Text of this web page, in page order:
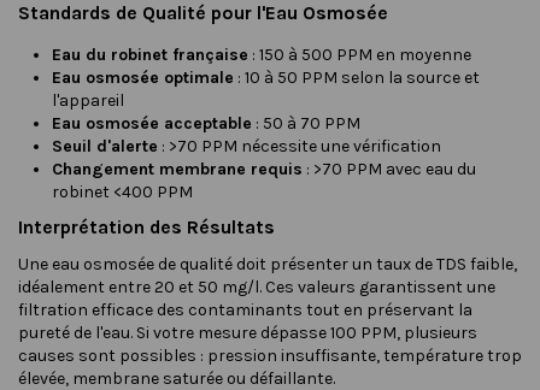
Standards de Qualité pour l'Eau Osmosée
Eau du robinet française : 150 à 500 PPM en moyenne
Eau osmosée optimale : 10 à 50 PPM selon la source et
l'appareil
Eau osmosée acceptable : 50 à 70 PPM
Seuil d'alerte : >70 PPM nécessite une vérification
Changement membrane requis : >70 PPM avec eau du
robinet <400 PPM
Interprétation des Résultats
Une eau osmosée de qualité doit présenter un taux de TDS faible,
idéalement entre 20 et 50 mg/l. Ces valeurs garantissent une
filtration efficace des contaminants tout en préservant la
pureté de l'eau. Si votre mesure dépasse 100 PPM, plusieurs
causes sont possibles : pression insuffisante, température trop
élevée, membrane saturée ou défaillante.